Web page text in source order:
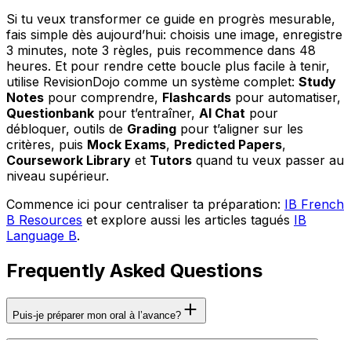
Si tu veux transformer ce guide en progrès mesurable,
fais simple dès aujourd’hui: choisis une image, enregistre
3 minutes, note 3 règles, puis recommence dans 48
heures. Et pour rendre cette boucle plus facile à tenir,
utilise RevisionDojo comme un système complet: Study
Notes pour comprendre, Flashcards pour automatiser,
Questionbank pour t’entraîner, AI Chat pour
débloquer, outils de Grading pour t’aligner sur les
critères, puis Mock Exams, Predicted Papers,
Coursework Library et Tutors quand tu veux passer au
niveau supérieur.
Commence ici pour centraliser ta préparation: IB French
B Resources et explore aussi les articles tagués IB
Language B.
Frequently Asked Questions
Puis-je préparer mon oral à l’avance?